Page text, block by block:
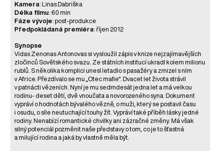
Kamera: Linas Dabriška
Délka filmu: 60 min
Fáze vývoje: post-produkce
Předpokládaná premiéra: říjen 2012
Synopse
Vidas Zenonas Antonovas si vysloužil zápis v knize nejzajímavějších
zločinců Sovětského svazu. Ze státních institucí ukradl kolem milionu
rublů. S několika komplici unesl letadlo s pasažéry a zmizel s ním
v Africe. Přezdívalo se mu „Otec mafie“. Dvacet let života strávil
v patnácti vězeních. Nyní je mu sedmdesát jedna let a má velkou
rodinu- deset dětí, dvě vnoučata a novorozeného syna. Dokument
vypráví o hodnotách bývalého vězně, o muži, který se postavil času
i osudu, o síle neutuchající touhy žít. Vypráví také příběh lásky jedné
rodiny. Nenabízí romantické chvilky ani zázračné změny. Má však
silný potenciál pozměnit naše představy o tom, co je to šťastná
a milující rodina a jaká by vlastně měla být.